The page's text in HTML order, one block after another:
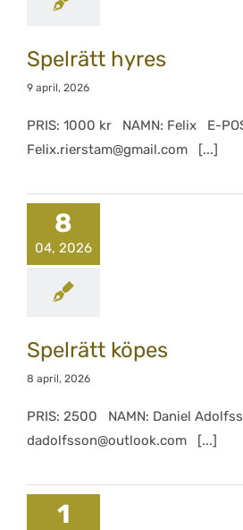
Spelrätt hyres
9 april, 2026
PRIS: 1000 kr NAMN: Felix E-
Felix.rierstam@gmail.com [...]
8
04, 2026
Spelrätt köpes
8 april, 2026
PRIS: 2500 NAMN: Daniel
dadolfsson@outlook.com [...]
1